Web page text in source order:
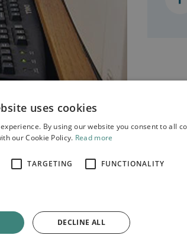
εικόνες των δομών
απεικόνιση σε
uses cookies
By using our website you consent to all
our Cookie Policy. Read more
TARGETING FUNCTIONALITY
DECLINE ALL